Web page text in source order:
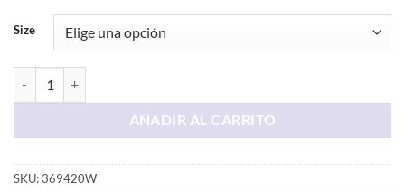
Size
AÑADIR AL CARRITO
SKU:369420W